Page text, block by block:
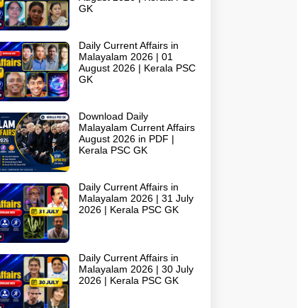
GK
Daily Current Affairs in
Malayalam 2026 | 01
August 2026 | Kerala PSC
GK
Download Daily
Malayalam Current Affairs
August 2026 in PDF |
Kerala PSC GK
Daily Current Affairs in
Malayalam 2026 | 31 July
2026 | Kerala PSC GK
Daily Current Affairs in
Malayalam 2026 | 30 July
2026 | Kerala PSC GK